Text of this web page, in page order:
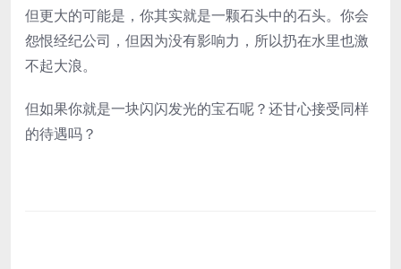
但更大的可能是，你其实就是一颗石头中的石头。你会
怨恨经纪公司，但因为没有影响力，所以扔在水里也激
不起大浪。
但如果你就是一块闪闪发光的宝石呢？还甘心接受同样
的待遇吗？